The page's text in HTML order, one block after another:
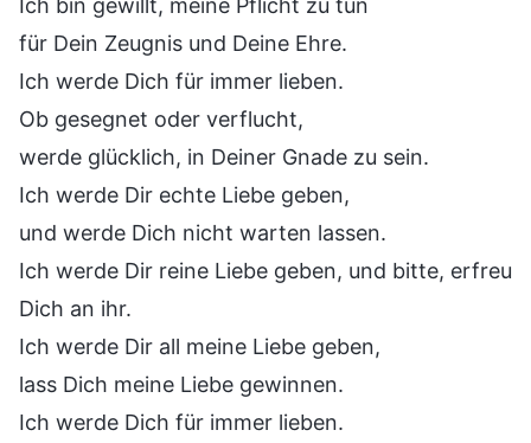
für Dein Zeugnis und Deine Ehre.
Ich werde Dich für immer lieben.
Ob gesegnet oder verflucht,
werde glücklich, in Deiner Gnade zu sein.
Ich werde Dir echte Liebe geben,
und werde Dich nicht warten lassen.
Ich werde Dir reine Liebe geben, und bitte, erfreu
Dich an ihr.
Ich werde Dir all meine Liebe geben,
lass Dich meine Liebe gewinnen.
Ich werde Dich für immer lieben.